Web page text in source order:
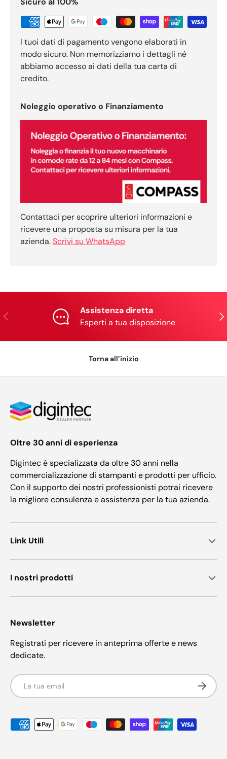
I tuoi dati di pagamento vengono elaborati in
modo sicuro. Non memorizziamo i dettagli né
abbiamo accesso ai dati della tua carta di
credito.
Noleggio operativo o Finanziamento
Contattaci per scoprire ulteriori informazioni e
ricevere una proposta su misura per la tua
azienda.Scrivi su WhatsApp
Indietro
Assistenza diretta
Esperti a tua disposizione
Torna all’inizio
Oltre 30 anni di esperienza
Digintec è specializzata da oltre 30 anni nella
commercializzazione di stampanti e prodotti per ufficio.
Con il supporto dei nostri professionisti potrai ricevere
la migliore consulenza e assistenza per la tua azienda.
Link Utili
I nostri prodotti
Newsletter
Registrati per ricevere in anteprima offerte e news
dedicate.
Email Iscriviti
Metodi di pagamento accettati